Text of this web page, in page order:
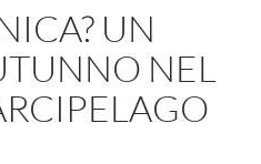
UN
NEL